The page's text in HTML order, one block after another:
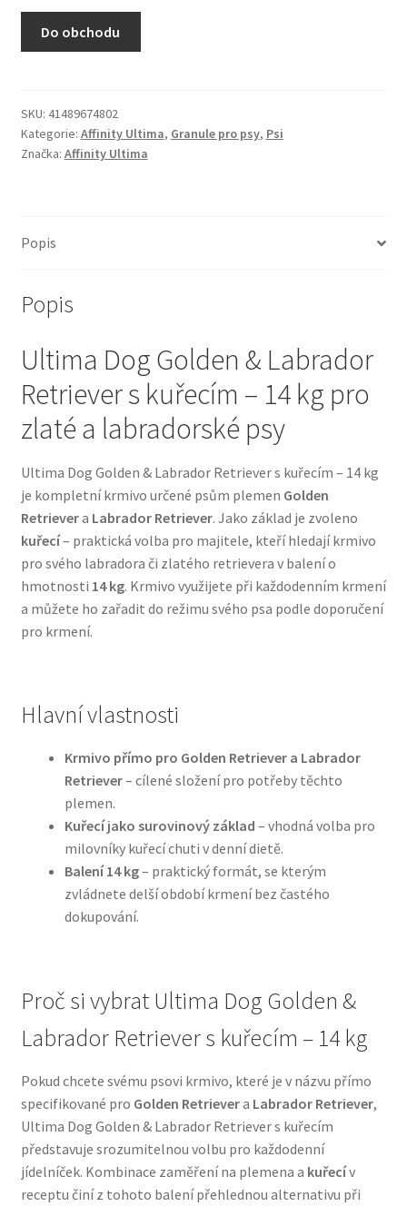
N&D Farmina pro kočky — Italské holistic krmivo
Pamlsky pro kočky
Purizon pro kočky
Veterinární dieta pro kočky
Vše pro psy — Krmivo, doplňky, vybavení
Boudy a výběhy
Bozita pro psy — Švédské krmivo s nordickou kvalitou
Brit pro psy
Granule pro psy
Natural Trainer pro psy — Italské krmivo s
přírodními složkami
Hill’s pro psy
Hračky pro psy
Konzervy a kapsičky pro psy
N&D Farmina pro psy — Italské holistic krmivo
Oblečky pro psy
Pelíšky pro psy
Ortopedické pelíšky
Přepravky pro psy
Purizon pro psy — Vysoký obsah masa, bez obilovin
Royal Canin pro psy
Do obchodu
SKU: 41489674802
Kategorie: Affinity Ultima, Granule pro psy, Psi
Značka: Affinity Ultima
Popis
Popis
Ultima Dog Golden & Labrador
Retriever s kuřecím – 14 kg pro
zlaté a labradorské psy
Ultima Dog Golden & Labrador Retriever s kuřecím – 14 kg
je kompletní krmivo určené psům plemen Golden
Retrievera Labrador Retriever. Jako základ je zvoleno
kuřecí– praktická volba pro majitele, kteří hledají krmivo
pro svého labradora či zlatého retrievera v balení o
hmotnosti 14 kg. Krmivo využijete při každodenním krmení
a můžete ho zařadit do režimu svého psa podle doporučení
pro krmení.
Hlavní vlastnosti
Krmivo přímo pro Golden Retriever a Labrador
Retriever– cílené složení pro potřeby těchto
plemen.
Kuřecí jako surovinový základ – vhodná volba pro
milovníky kuřecí chuti v denní dietě.
Balení 14 kg– praktický formát, se kterým
zvládnete delší období krmení bez častého
dokupování.
Proč si vybrat Ultima Dog Golden &
Labrador Retriever s kuřecím – 14 kg
Pokud chcete svému psovi krmivo, které je v názvu přímo
specifikované pro Golden Retrievera Labrador Retriever,
Ultima Dog Golden & Labrador Retriever s kuřecím
představuje srozumitelnou volbu pro každodenní
jídelníček. Kombinace zaměření na plemena a kuřecív
receptu činí z tohoto balení přehlednou alternativu při